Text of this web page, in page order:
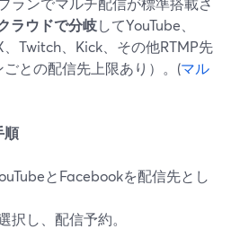
ラウドで分岐してYouTube、
Twitch、Kick、その他RTMP先
との配信先上限あり）。(マル
順
とFacebookを配信先とし
択し、配信予約。